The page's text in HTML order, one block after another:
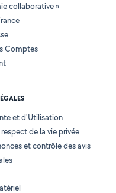
collaborative »
Comptes
et d'Utilisation
de la vie privée
et contrôle des avis